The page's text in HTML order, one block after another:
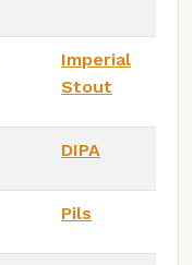
Imperial
Stout
DIPA
Pils